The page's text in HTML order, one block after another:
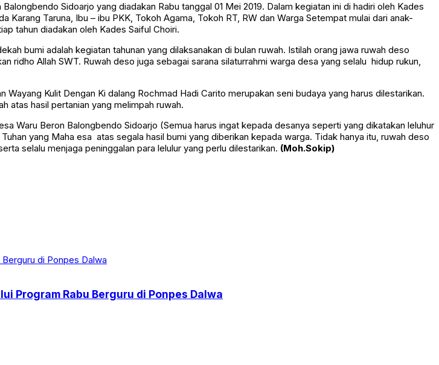
Sidoarjo yang diadakan Rabu tanggal 01 Mei 2019. Dalam kegiatan ini di hadiri oleh Kades
Taruna, Ibu – ibu PKK, Tokoh Agama, Tokoh RT, RW dan Warga Setempat mulai dari anak-
tahun diadakan oleh Kades Saiful Choiri.
bumi adalah kegiatan tahunan yang dilaksanakan di bulan ruwah. Istilah orang jawa ruwah deso
ridho Allah SWT. Ruwah deso juga sebagai sarana silaturrahmi warga desa yang selalu hidup rukun,
Kulit Dengan Ki dalang Rochmad Hadi Carito merupakan seni budaya yang harus dilestarikan.
atas hasil pertanian yang melimpah ruwah.
Beron Balongbendo Sidoarjo (Semua harus ingat kepada desanya seperti yang dikatakan leluhur
yang Maha esa atas segala hasil bumi yang diberikan kepada warga. Tidak hanya itu, ruwah deso
selalu menjaga peninggalan para lelulur yang perlu dilestarikan. (Moh.Sokip)
Program Rabu Berguru di Ponpes Dalwa